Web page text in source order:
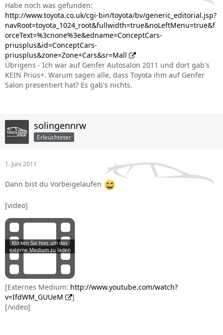
Habe noch was gefunden:
http://www.toyota.co.uk/cgi-bin/toyota/bv/generic_editorial.jsp?
navRoot=toyota_1024_root&fullwidth=true&noLeftMenu=true&f
orceText=%3cnone%3e&edname=ConceptCars-
priusplus&id=ConceptCars-
priusplus&zone=Zone+Cars&sr=Mall
Übrigens - Ich war auf Genfer Autosalon 2011 und dort gab's
KEIN Prius+. Warum sagen alle, dass Toyota ihm auf Genfer
Salon presentiert hat? Es gab's nichts.
solingennrw
Erleuchteter
1. Juni 2011
Dann bist du Vorbeigelaufen
[video]
[Externes Medium: http://www.youtube.com/watch?
v=IfdWM_GUUeM
]
[/video]